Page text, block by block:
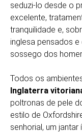
seduzi-lo desde o
excelente,
tranquilidade e,
inglesa pensados
sossego dos
Todos os
Inglaterra
poltronas de pele
estilo de
senhorial, um